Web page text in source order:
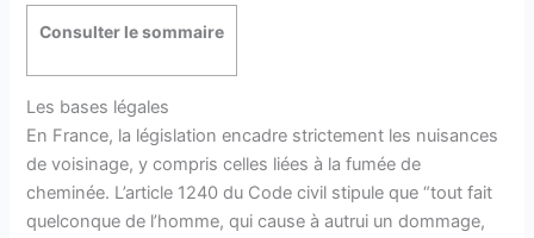
Consulter le sommaire
Les bases légales
En France, la législation encadre strictement les nuisances
de voisinage, y compris celles liées à la fumée de
cheminée. L’article 1240 du Code civil stipule que “tout fait
quelconque de l’homme, qui cause à autrui un dommage,